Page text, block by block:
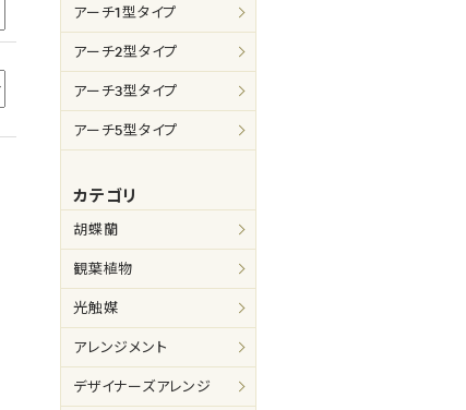
アーチ1型タイプ
アーチ2型タイプ
アーチ3型タイプ
アーチ5型タイプ
カテゴリ
胡蝶蘭
観葉植物
光触媒
アレンジメント
デザイナーズアレンジ